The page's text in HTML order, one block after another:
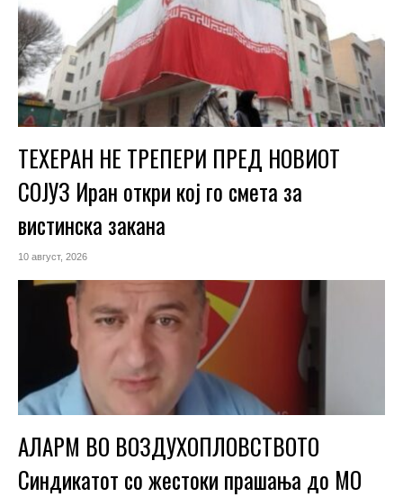
ТЕХЕРАН НЕ ТРЕПЕРИ ПРЕД НОВИОТ
СОЈУЗ Иран откри кој го смета за
вистинска закана
10 август, 2026
АЛАРМ ВО ВОЗДУХОПЛОВСТВОТО
Синдикатот со жестоки прашања до МО